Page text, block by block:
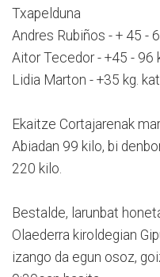
Txapelduna
Andres Rubiños - + 45 -
Aitor Tecedor - +45 - 96
Lidia Marton - +35 kg.
Ekaitze Cortajarenak
Abiadan 99 kilo, bi
220 kilo.
Bestalde, larunbat
Olaederra kiroldegian
izango da egun osoz,